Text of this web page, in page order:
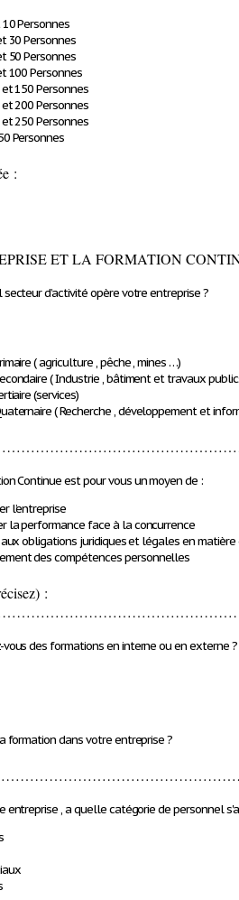
Personnes
30 Personnes
50 Personnes
100 Personnes
150 Personnes
200 Personnes
250 Personnes
Personnes
:
ET LA FORMATION
secteur d’activité opère votre entreprise ?
( agriculture , pêche , mines …)
( Industrie , bâtiment et travaux
(services)
( Recherche , développement et
:
Continue est pour vous un moyen de :
l’entreprise
la performance face à la concurrence
obligations juridiques et légales en
des compétences personnelles
:
vous des formations en interne ou en externe ?
formation dans votre entreprise ?
entreprise , a quelle catégorie de personnel